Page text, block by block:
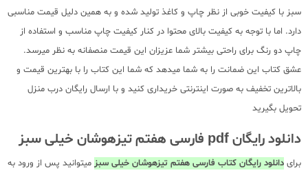
سبز با کیفیت خوبی از نظر چاپ و کاغذ تولید شده و به همین دلیل قیمت مناسبی
دارد. اما با توجه به کیفیت بالای محتوا در کنار کیفیت چاپ مناسب و استفاده از
چاپ دو رنگ برای راحتی بیشتر شما عزیزان این قیمت منصفانه به نظر میرسد.
عشق کتاب این ضمانت را به شما میدهد که شما این کتاب را با بهترین قیمت و
بالاترین تخفیف به صورت اینترنتی خریداری کنید و با ارسال رایگان درب منزل
تحویل بگیرید
دانلود رایگان pdf فارسی هفتم تیزهوشان خیلی سبز
برای دانلود رایگان کتاب فارسی هفتم تیزهوشان خیلی سبز میتوانید پس از ورود به